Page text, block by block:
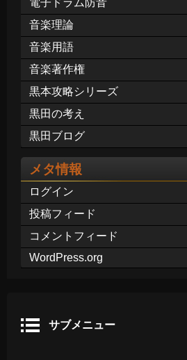
電子ドラム防音
音楽理論
音楽用語
音楽著作権
黒本攻略シリーズ
黒田の考え
黒田ブログ
メタ情報
ログイン
投稿フィード
コメントフィード
WordPress.org
サブメニュー